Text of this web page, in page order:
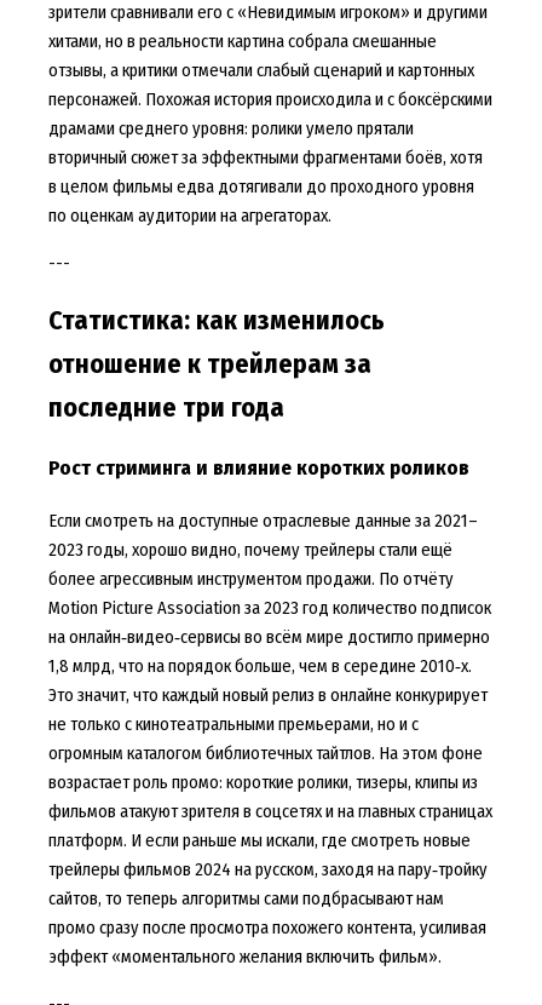
зрители сравнивали его с «Невидимым игроком» и другими
хитами, но в реальности картина собрала смешанные
отзывы, а критики отмечали слабый сценарий и картонных
персонажей. Похожая история происходила и с боксёрскими
драмами среднего уровня: ролики умело прятали
вторичный сюжет за эффектными фрагментами боёв, хотя
в целом фильмы едва дотягивали до проходного уровня
по оценкам аудитории на агрегаторах.
---
Статистика: как изменилось
отношение к трейлерам за
последние три года
Рост стриминга и влияние коротких роликов
Если смотреть на доступные отраслевые данные за 2021–
2023 годы, хорошо видно, почему трейлеры стали ещё
более агрессивным инструментом продажи. По отчёту
Motion Picture Association за 2023 год количество подписок
на онлайн‑видео‑сервисы во всём мире достигло примерно
1,8 млрд, что на порядок больше, чем в середине 2010‑х.
Это значит, что каждый новый релиз в онлайне конкурирует
не только с кинотеатральными премьерами, но и с
огромным каталогом библиотечных тайтлов. На этом фоне
возрастает роль промо: короткие ролики, тизеры, клипы из
фильмов атакуют зрителя в соцсетях и на главных страницах
платформ. И если раньше мы искали, где смотреть новые
трейлеры фильмов 2024 на русском, заходя на пару‑тройку
сайтов, то теперь алгоритмы сами подбрасывают нам
промо сразу после просмотра похожего контента, усиливая
эффект «моментального желания включить фильм».